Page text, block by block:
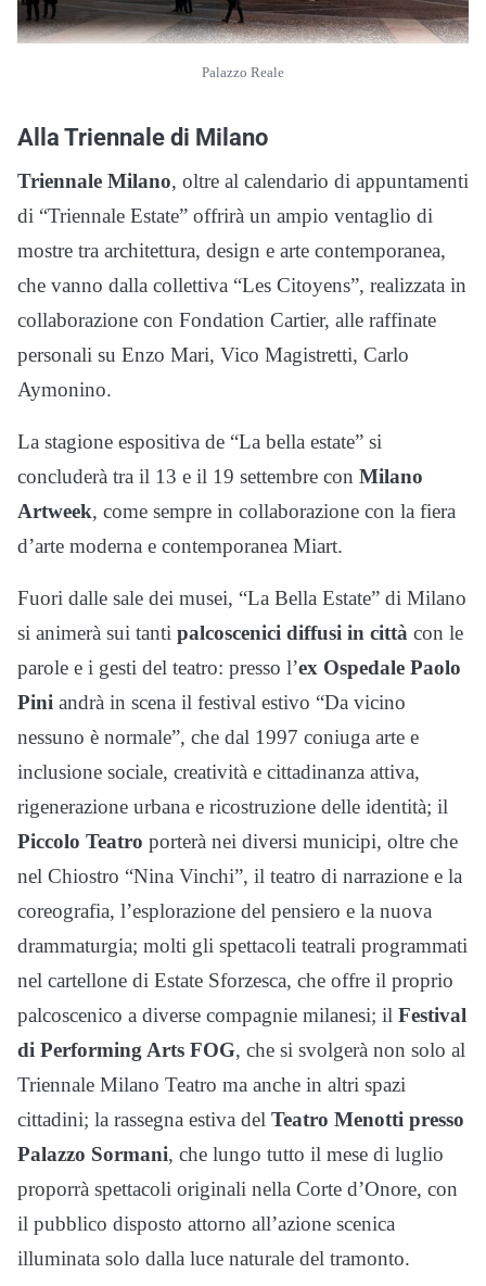
Palazzo Reale
Alla Triennale di Milano
Triennale Milano, oltre al calendario di appuntamenti
di “Triennale Estate” offrirà un ampio ventaglio di
mostre tra architettura, design e arte contemporanea,
che vanno dalla collettiva “Les Citoyens”, realizzata in
collaborazione con Fondation Cartier, alle raffinate
personali su Enzo Mari, Vico Magistretti, Carlo
Aymonino.
La stagione espositiva de “La bella estate” si
concluderà tra il 13 e il 19 settembre con Milano
Artweek, come sempre in collaborazione con la fiera
d’arte moderna e contemporanea Miart.
Fuori dalle sale dei musei, “La Bella Estate” di Milano
si animerà sui tanti palcoscenici diffusi in città con le
parole e i gesti del teatro: presso l’ex Ospedale Paolo
Pini andrà in scena il festival estivo “Da vicino
nessuno è normale”, che dal 1997 coniuga arte e
inclusione sociale, creatività e cittadinanza attiva,
rigenerazione urbana e ricostruzione delle identità; il
Piccolo Teatro porterà nei diversi municipi, oltre che
nel Chiostro “Nina Vinchi”, il teatro di narrazione e la
coreografia, l’esplorazione del pensiero e la nuova
drammaturgia; molti gli spettacoli teatrali programmati
nel cartellone di Estate Sforzesca, che offre il proprio
palcoscenico a diverse compagnie milanesi; il Festival
di Performing Arts FOG, che si svolgerà non solo al
Triennale Milano Teatro ma anche in altri spazi
cittadini; la rassegna estiva del Teatro Menotti presso
Palazzo Sormani, che lungo tutto il mese di luglio
proporrà spettacoli originali nella Corte d’Onore, con
il pubblico disposto attorno all’azione scenica
illuminata solo dalla luce naturale del tramonto.